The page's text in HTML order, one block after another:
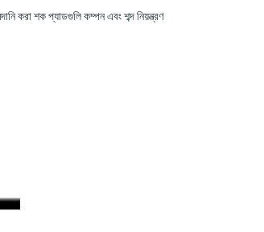
করা শক প্যাডগুলি কম্পন এবং শব্দ নিয়ন্ত্রণ